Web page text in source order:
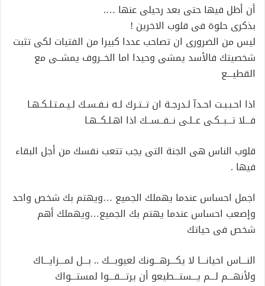
أن أظل فيها حتى بعد رحيلى عنها ….
بذكرى حلوة فى قلوب الاخرين !
ليس من الضرورى ان تصاحب عددا كبيرا من الفتيات لكى تثبت
شخصيتك فالأسد يمشى وحيدا اما الخــروف يمشــى مع
القطيـــع
اذا احـبـبـت احـدآ لـدرجـة ان تــتـرك لـه نـفـسـك لـيـمـتـلـكـهـا
فـــلا تـــبــكـى عــلـى نــفــســك اذا اهـلـكــهـا
قلوب الناس هى الجنة التى يجب تتعب نفسك من أجل البقاء
فيها .
اجمل احساس عندما يهملك الجميع …ويهتم بك شخص واحد
وإصعب احساس عندما يهتم بك الجميع…ويهملك أهم
شخص فى حياتك
النـــاس احيانـــا لا يكـــرهـــونك لعيوبـــك .. بـــل لمـــزايـــاك
ولأنهـــم لـــم يـــستـــطيعو أن يرتـــقـــوا لمستـــواك